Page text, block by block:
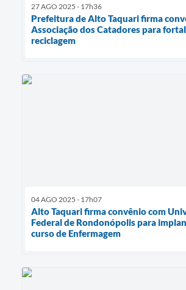
27 AGO 2025 - 17h36
Prefeitura de Alto Taquari firma
Associação dos Catadores para
reciclagem
04 AGO 2025 - 17h07
Alto Taquari firma convênio com
Federal de Rondonópolis para
curso de Enfermagem